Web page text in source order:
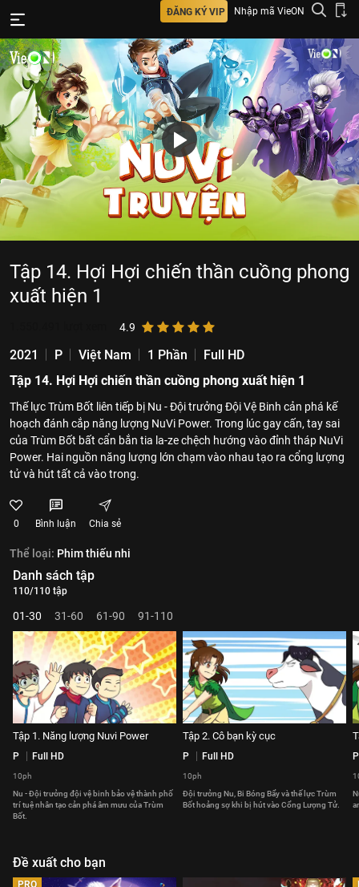
ĐĂNG KÝ VIP Nhập mã VieON
Tập 14. Hợi Hợi chiến thần cuồng phong
xuất hiện 1
4.9
2021 P Việt Nam 1 Phần
Full HD
Tập 14. Hợi Hợi chiến thần cuồng phong xuất hiện 1
Thế lực Trùm Bốt liên tiếp bị Nu - Đội trưởng Đội Vệ Binh cản phá kế
hoạch đánh cắp năng lượng NuVi Power. Trong lúc gay cấn, tay sai
của Trùm Bốt bất cẩn bắn tia la-ze chệch hướng vào đỉnh tháp NuVi
Power. Hai nguồn năng lượng lớn chạm vào nhau tạo ra cổng lượng
tử và hút tất cả vào trong.
0 Bình luận Chia sẻ
Thể loại: Phim thiếu nhi
Danh sách tập
110/110 tập
01-30 31-60 61-90 91-110
Tập 1. Năng lượng Nuvi Power
P Full HD
10ph
Nu - Đội trưởng đội vệ binh bảo vệ thành phố
trí tuệ nhân tạo cản phá âm mưu của Trùm
Bốt.
Tập 2. Cô bạn kỳ cục
P Full HD
10ph
Đội trưởng Nu, Bi Bóng Bẩy và thế lực Trùm
Bốt hoảng sợ khi bị hút vào Cổng Lượng Tử.
P
Đề xuất cho bạn
PRO